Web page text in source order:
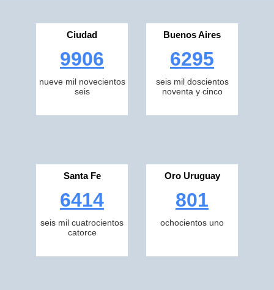
Ciudad
9906
nueve mil novecientos
seis
Buenos Aires
6295
seis mil doscientos
noventa y cinco
Santa Fe
6414
seis mil cuatrocientos
catorce
Oro Uruguay
801
ochocientos uno